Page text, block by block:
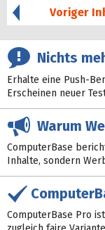
Voriger
Nichts
Erhalte eine Push-
Erscheinen neuer
Warum
ComputerBase
Inhalte, sondern
ComputerBase Pro